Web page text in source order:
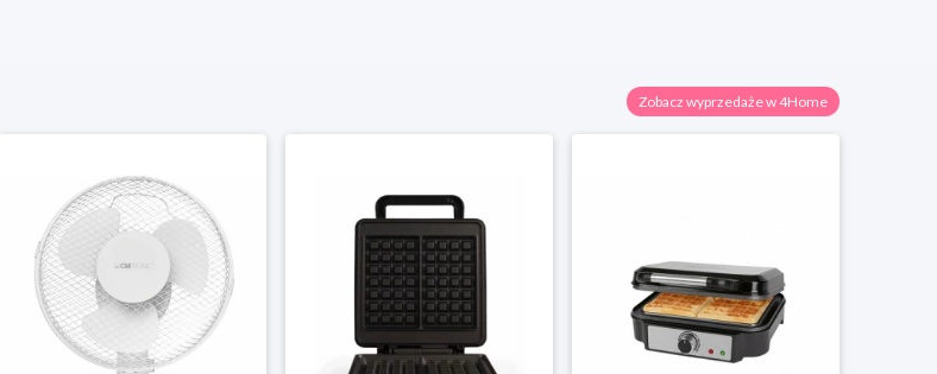
Zobacz wyprzedaże w 4Home